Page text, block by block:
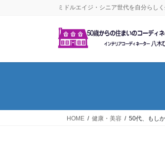
へ
プ
ョ
動
ミドルエイジ・シニア世代を自分らし
HOME 健康・美容 50代、もし